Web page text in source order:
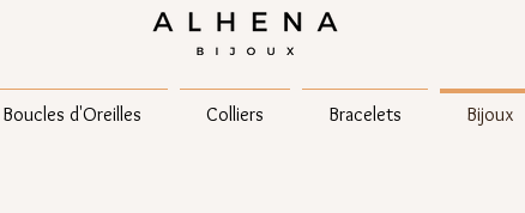
Boucles d'Oreilles Colliers Bracelets Bijoux